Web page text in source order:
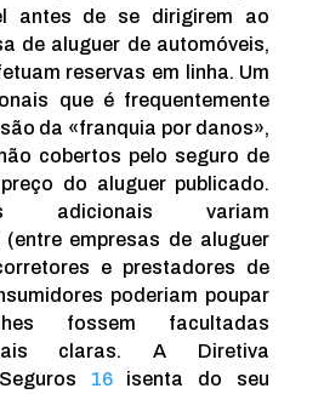
antes de se dirigirem ao
de aluguer de automóveis,
reservas em linha. Um
que é frequentemente
da «franquia por danos»,
cobertos pelo seguro de
do aluguer publicado.
adicionais variam
(entre empresas de aluguer
e prestadores de
poderiam poupar
fossem facultadas
claras. A Diretiva
16
isenta do seu